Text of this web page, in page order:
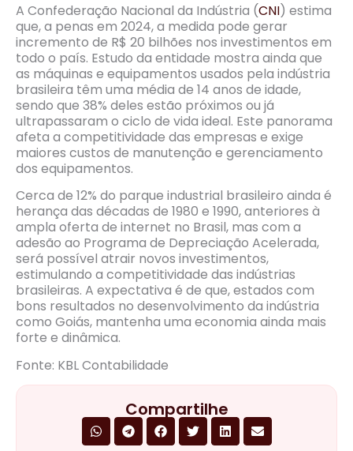
A Confederação Nacional da Indústria (CNI) estima
que, a penas em 2024, a medida pode gerar
incremento de R$ 20 bilhões nos investimentos em
todo o país. Estudo da entidade mostra ainda que
as máquinas e equipamentos usados pela indústria
brasileira têm uma média de 14 anos de idade,
sendo que 38% deles estão próximos ou já
ultrapassaram o ciclo de vida ideal. Este panorama
afeta a competitividade das empresas e exige
maiores custos de manutenção e gerenciamento
dos equipamentos.
Cerca de 12% do parque industrial brasileiro ainda é
herança das décadas de 1980 e 1990, anteriores à
ampla oferta de internet no Brasil, mas com a
adesão ao Programa de Depreciação Acelerada,
será possível atrair novos investimentos,
estimulando a competitividade das indústrias
brasileiras. A expectativa é de que, estados com
bons resultados no desenvolvimento da indústria
como Goiás, mantenha uma economia ainda mais
forte e dinâmica.
Fonte: KBL Contabilidade
Compartilhe